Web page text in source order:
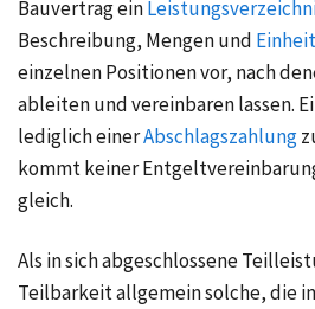
Bauvertrag ein
Beschreibung, Mengen und
einzelnen Positionen vor, nach
ableiten und vereinbaren lassen.
lediglich einerAbschlagszahlung
kommt keiner
gleich.
Als in sich abgeschlossene
Teilbarkeit allgemein solche, die